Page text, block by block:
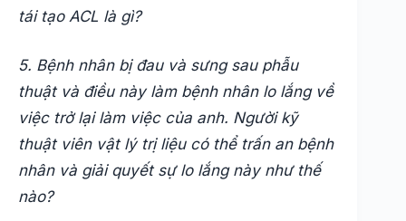
tái tạo ACL là gì?
5. Bệnh nhân bị đau và sưng sau phẫu
thuật và điều này làm bệnh nhân lo lắng về
việc trở lại làm việc của anh. Người kỹ
thuật viên vật lý trị liệu có thể trấn an bệnh
nhân và giải quyết sự lo lắng này như thế
nào?